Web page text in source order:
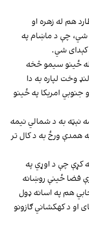
به عطارد هم له زهره او
چې د ماښام په
شي.
۱۷مه نېټه به له ځینو سیمو څخه
وخت لپاره به دا
جنوبي امریکا په ځینو
اداره همداراز وایي چې د جون په ۲۱مه نېټه به د شمالي نیمه
ورځ به د کال تر
کړې چې د اوړي په
فضا ځینې روښانه
هم په اسانه ډول
او د کهکشاني ګازونو